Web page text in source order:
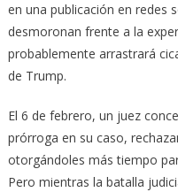
en una publicación en redes
desmoronan frente a la
probablemente arrastrará
de Trump.
El 6 de febrero, un juez
prórroga en su caso,
otorgándoles más tiempo
Pero mientras la batalla